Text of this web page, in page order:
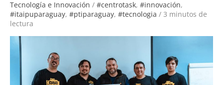
Tecnología e Innovación / #centrotask, #innovación,
#itaipuparaguay, #ptiparaguay, #tecnologia / 3 minutos de
lectura